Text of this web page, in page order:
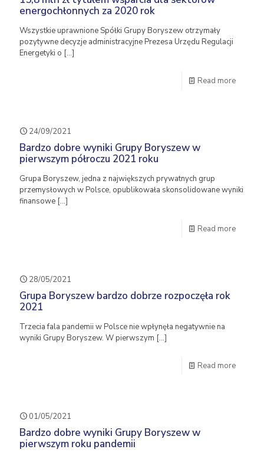
energochłonnych za 2020 rok
Wszystkie uprawnione Spółki Grupy Boryszew otrzymały
pozytywne decyzje administracyjne Prezesa Urzędu Regulacji
Energetyki o […]
Read more
24/09/2021
Bardzo dobre wyniki Grupy Boryszew w
pierwszym półroczu 2021 roku
Grupa Boryszew, jedna z największych prywatnych grup
przemysłowych w Polsce, opublikowała skonsolidowane wyniki
finansowe […]
Read more
28/05/2021
Grupa Boryszew bardzo dobrze rozpoczęła rok
2021
Trzecia fala pandemii w Polsce nie wpłynęła negatywnie na
wyniki Grupy Boryszew. W pierwszym […]
Read more
01/05/2021
Bardzo dobre wyniki Grupy Boryszew w
pierwszym roku pandemii